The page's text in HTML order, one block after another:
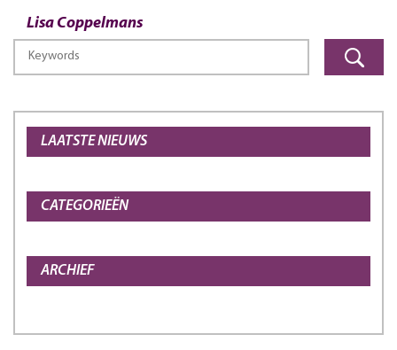
Lisa Coppelmans
LAATSTE NIEUWS
CATEGORIEËN
ARCHIEF